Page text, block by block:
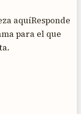
aquíResponde
para el que